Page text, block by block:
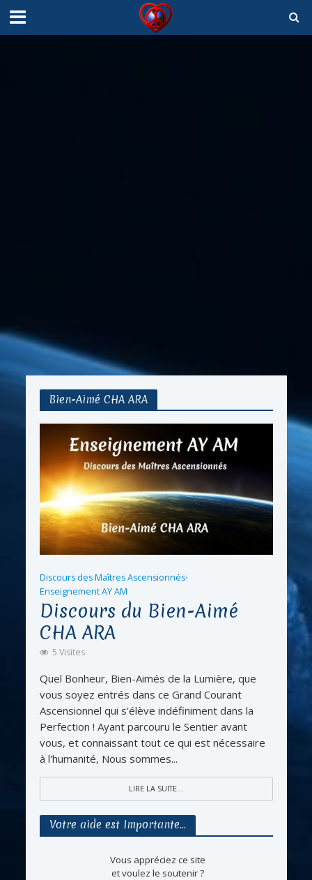
Bien-Aimé CHA ARA
Discours des Maîtres Ascensionnés•
Enseignement AY AM
Discours du Bien-Aimé
CHA ARA
5 Visites
Quel Bonheur, Bien-Aimés de la Lumière, que
vous soyez entrés dans ce Grand Courant
Ascensionnel qui s'élève indéfiniment dans la
Perfection ! Ayant parcouru le Sentier avant
vous, et connaissant tout ce qui est nécessaire
à l'humanité, Nous sommes...
LIRE LA SUITE...
Votre aide est Importante…
Vous appréciez ce site
et voulez le soutenir ?